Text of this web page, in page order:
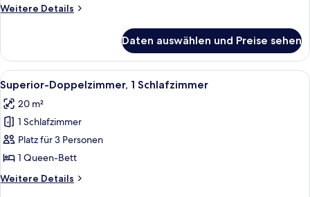
Weitere Details
Weitere
Doppelzimmer
Daten auswählen und Preise sehen
Alle
Fotos
für
Superior-
Doppelzimmer,
1
Schlafzimmer
anzeigen
Ein Hotelzimmer mit Bett,
4
Superior-Doppelzimmer, 1 Schlafzimmer
20 m²
1 Schlafzimmer
Platz für 3 Personen
1 Queen-Bett
Weitere Details
Weitere